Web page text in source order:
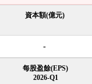
資本額(億元)
-
每股盈餘(EPS)
2026-Q1